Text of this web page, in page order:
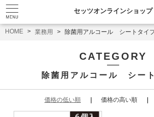
セッツオンラインショップ
HOME 業務用 除菌用アルコール シートタイ
CATEGORY
除菌用アルコール シー
価格の低い順 価格の高い順